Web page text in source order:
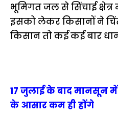
भूमिगत जल से सिंचाई क्षेत्र
इसको लेकर किसानों ने
किसान तो कई कई बार
17 जुलाई के बाद मानसून में
के आसार कम ही होंगे